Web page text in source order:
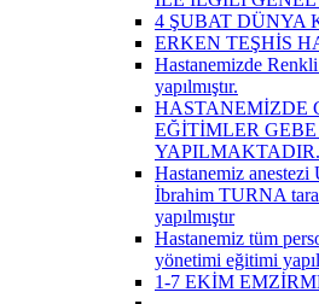
4 ŞUBAT DÜNYA
ERKEN TEŞHİS
Hastanemizde
yapılmıştır.
HASTANEMİZDE
EĞİTİMLER
YAPILMAKTADIR.
Hastanemiz
İbrahim TURNA
yapılmıştır
Hastanemiz tüm
yönetimi eğitimi
1-7 EKİM